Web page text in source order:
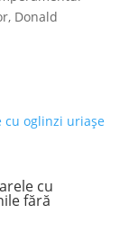
Donald
cu
fără